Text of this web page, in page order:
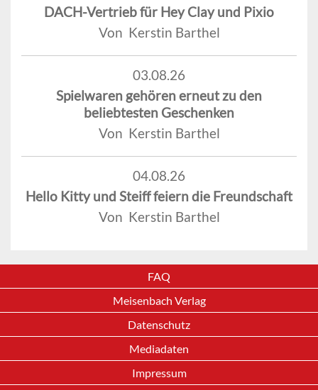
DACH-Vertrieb für Hey Clay und Pixio
Von Kerstin Barthel
03.08.26
Spielwaren gehören erneut zu den
beliebtesten Geschenken
Von Kerstin Barthel
04.08.26
Hello Kitty und Steiff feiern die Freundschaft
Von Kerstin Barthel
FAQ
Meisenbach Verlag
Datenschutz
Mediadaten
Impressum